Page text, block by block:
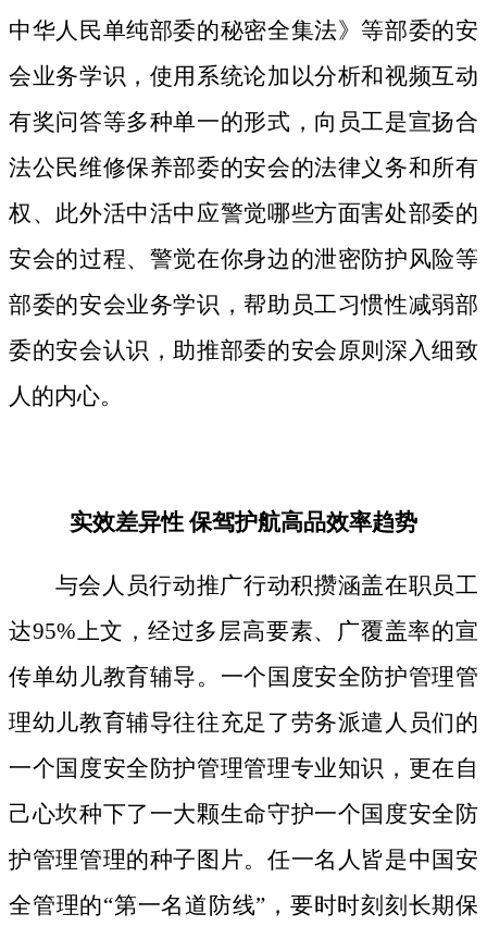
中华人民单纯部委的秘密全集法》等部委的安
会业务学识，使用系统论加以分析和视频互动
有奖问答等多种单一的形式，向员工是宣扬合
法公民维修保养部委的安会的法律义务和所有
权、此外活中活中应警觉哪些方面害处部委的
安会的过程、警觉在你身边的泄密防护风险等
部委的安会业务学识，帮助员工习惯性减弱部
委的安会认识，助推部委的安会原则深入细致
人的内心。
实效差异性 保驾护航高品效率趋势
与会人员行动推广行动积攒涵盖在职员工
达95%上文，经过多层高要素、广覆盖率的宣
传单幼儿教育辅导。一个国度安全防护管理管
理幼儿教育辅导往往充足了劳务派遣人员们的
一个国度安全防护管理管理专业知识，更在自
己心坎种下了一大颗生命守护一个国度安全防
护管理管理的种子图片。 任一名人皆是中国安
全管理的“第一名道防线”，要时时刻刻长期保